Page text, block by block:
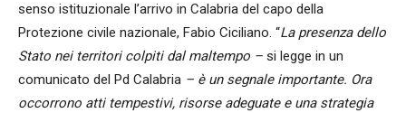
senso istituzionale l’arrivo in Calabria del capo della
Protezione civile nazionale, Fabio Ciciliano. “La presenza dello
Stato nei territori colpiti dal maltempo – si legge in un
comunicato del Pd Calabria – è un segnale importante. Ora
occorrono atti tempestivi, risorse adeguate e una strategia